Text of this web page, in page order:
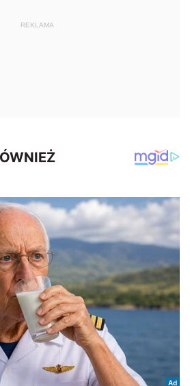
REKLAMA